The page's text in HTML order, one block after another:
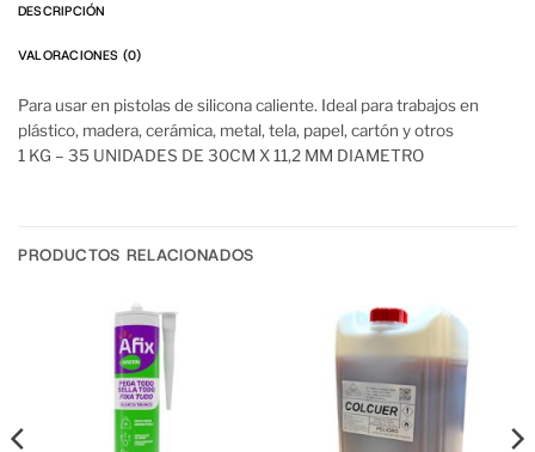
DESCRIPCIÓN
VALORACIONES (0)
Para usar en pistolas de silicona caliente. Ideal para trabajos en
plástico, madera, cerámica, metal, tela, papel, cartón y otros
1 KG – 35 UNIDADES DE 30CM X 11,2 MM DIAMETRO
PRODUCTOS RELACIONADOS